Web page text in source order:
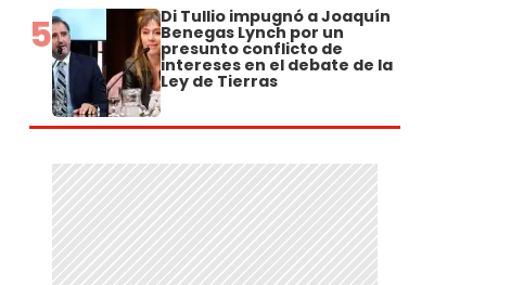
5 Di Tullio impugnó a Joaquín
Benegas Lynch por un
presunto conflicto de
intereses en el debate de la
Ley de Tierras